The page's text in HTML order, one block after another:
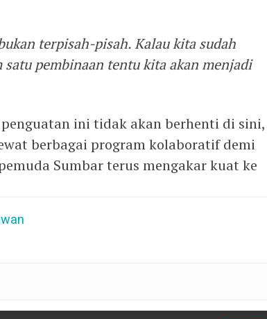
terpisah-pisah. Kalau kita sudah
pembinaan tentu kita akan menjadi
ini tidak akan berhenti di sini,
berbagai program kolaboratif demi
Sumbar terus mengakar kuat ke